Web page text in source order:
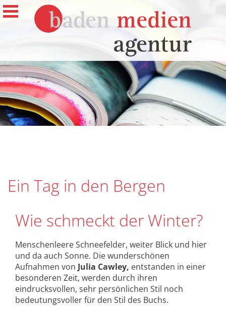
Ein Tag in den Bergen
Wie schmeckt der Winter?
Menschenleere Schneefelder, weiter Blick und hier
und da auch Sonne. Die wunderschönen
Aufnahmen von Julia Cawley, entstanden in einer
besonderen Zeit, werden durch ihren
eindrucksvollen, sehr persönlichen Stil noch
bedeutungsvoller für den Stil des Buchs.